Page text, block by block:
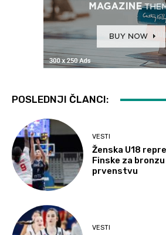
POSLEDNJI ČLANCI:
VESTI
Ženska U18
Finske za
prvenstvu
VESTI